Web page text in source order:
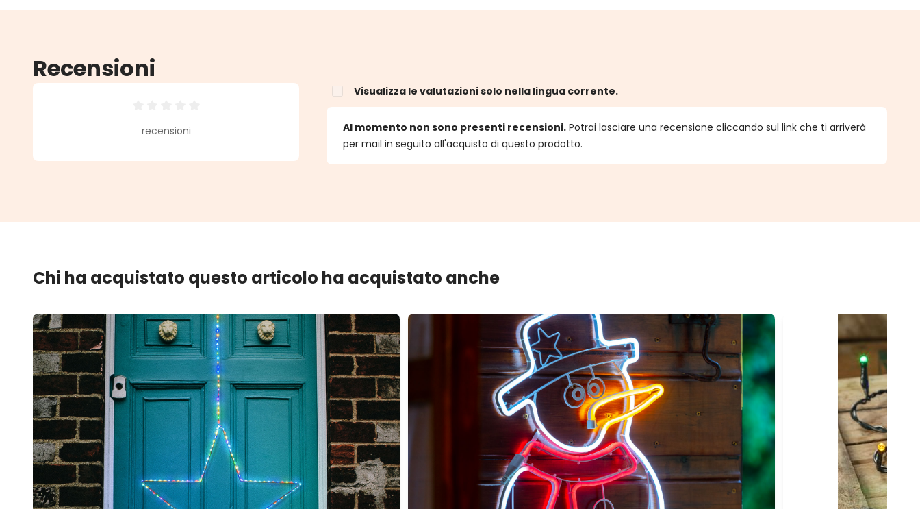
Recensioni
Valutazione media di 0 su 5 stelle
recensioni
Visualizza le valutazioni solo nella lingua corrente.
Al momento non sono presenti recensioni. Potrai lasciare una recensione cliccando sul link che ti arriverà
per mail in seguito all'acquisto di questo prodotto.
Chi ha acquistato questo articolo ha acquistato anche